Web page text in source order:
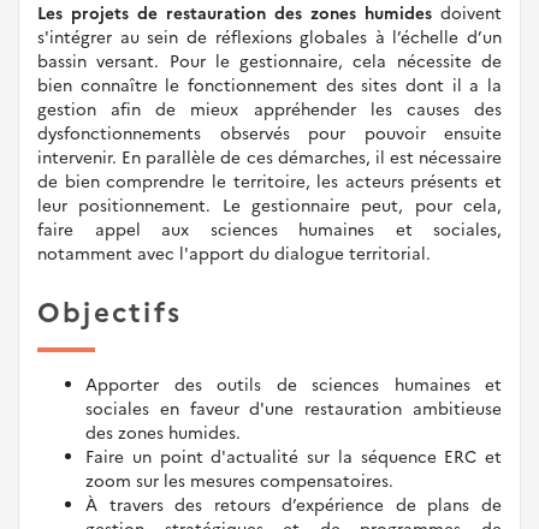
Les projets de restauration des zones humides doivent
s'intégrer au sein de réflexions globales à l’échelle d’un
bassin versant. Pour le gestionnaire, cela nécessite de
bien connaître le fonctionnement des sites dont il a la
gestion afin de mieux appréhender les causes des
dysfonctionnements observés pour pouvoir ensuite
intervenir. En parallèle de ces démarches, il est nécessaire
de bien comprendre le territoire, les acteurs présents et
leur positionnement. Le gestionnaire peut, pour cela,
faire appel aux sciences humaines et sociales,
notamment avec l'apport du dialogue territorial.
Objectifs
Apporter des outils de sciences humaines et
sociales en faveur d'une restauration ambitieuse
des zones humides.
Faire un point d'actualité sur la séquence ERC et
zoom sur les mesures compensatoires.
À travers des retours d’expérience de plans de